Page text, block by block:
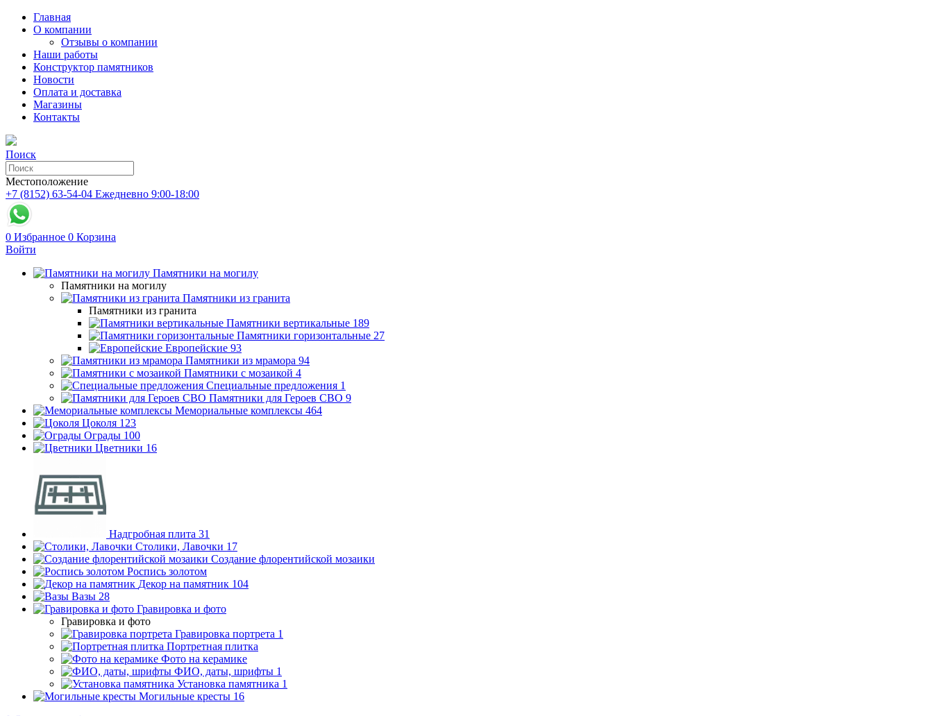
Главная
О компании
Отзывы о компании
Наши работы
Конструктор памятников
Новости
Оплата и доставка
Магазины
Контакты
Поиск
Местоположение
+7 (8152) 63-54-04 Ежедневно 9:00-18:00
0 Избранное 0 Корзина
Войти
Памятники на могилу
Памятники на могилу
Памятники из гранита
Памятники из гранита
Памятники вертикальные 189
Памятники горизонтальные 27
Европейские 93
Памятники из мрамора 94
Памятники с мозаикой 4
Специальные предложения 1
Памятники для Героев СВО 9
Мемориальные комплексы 464
Цоколя 123
Ограды 100
Цветники 16
Надгробная плита 31
Столики, Лавочки 17
Создание флорентийской мозаики
Роспись золотом
Декор на памятник 104
Вазы 28
Гравировка и фото
Гравировка и фото
Гравировка портрета 1
Портретная плитка
Фото на керамике
ФИО, даты, шрифты 1
Установка памятника 1
Могильные кресты 16